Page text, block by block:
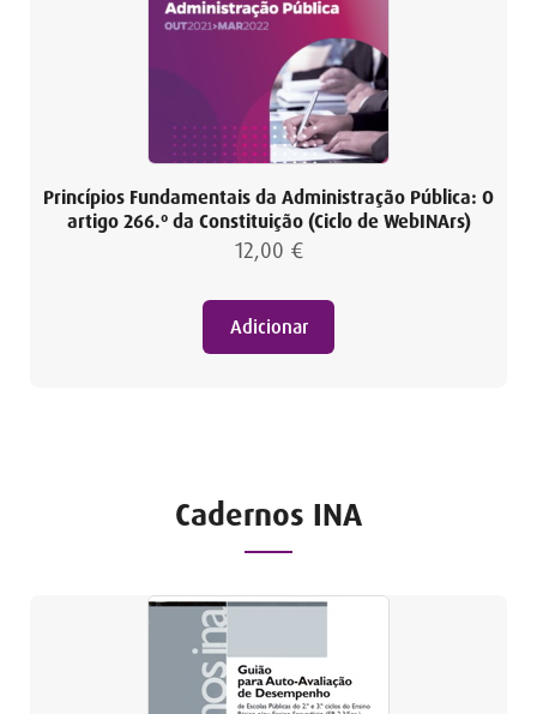
Princípios Fundamentais da Administração Pública: O
artigo 266.º da Constituição (Ciclo de WebINArs)
12,00 €
Adicionar
Cadernos INA